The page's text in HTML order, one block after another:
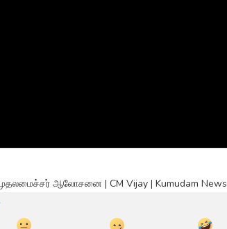
ஆலோசனை | CM Vijay | Kumudam News